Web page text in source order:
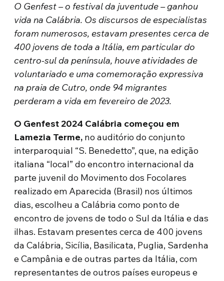
O Genfest – o festival da juventude – ganhou
vida na Calábria. Os discursos de especialistas
foram numerosos, estavam presentes cerca de
400 jovens de toda a Itália, em particular do
centro-sul da península, houve atividades de
voluntariado e uma comemoração expressiva
na praia de Cutro, onde 94 migrantes
perderam a vida em fevereiro de 2023.
O Genfest 2024 Calábria começou em
Lamezia Terme, no auditório do conjunto
interparoquial “S. Benedetto”, que, na edição
italiana “local” do encontro internacional da
parte juvenil do Movimento dos Focolares
realizado em Aparecida (Brasil) nos últimos
dias, escolheu a Calábria como ponto de
encontro de jovens de todo o Sul da Itália e das
ilhas. Estavam presentes cerca de 400 jovens
da Calábria, Sicília, Basilicata, Puglia, Sardenha
e Campânia e de outras partes da Itália, com
representantes de outros países europeus e